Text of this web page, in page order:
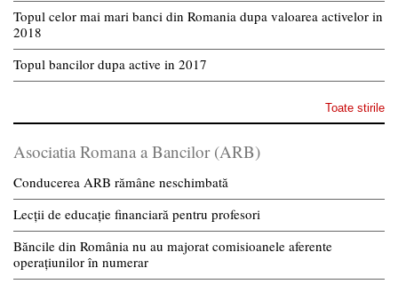
Topul celor mai mari banci din Romania dupa valoarea activelor in
2018
Topul bancilor dupa active in 2017
Toate stirile
Asociatia Romana a Bancilor (ARB)
Conducerea ARB rămâne neschimbată
Lecții de educație financiară pentru profesori
Băncile din România nu au majorat comisioanele aferente
operațiunilor în numerar